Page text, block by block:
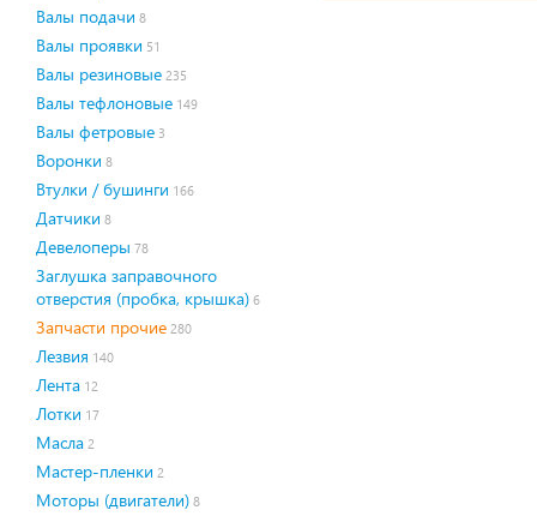
Валы подачи 8
Валы проявки 51
Валы резиновые 235
Валы тефлоновые 149
Валы фетровые 3
Воронки 8
Втулки / бушинги 166
Датчики 8
Девелоперы 78
Заглушка заправочного
отверстия (пробка, крышка) 6
Запчасти прочие 280
Лезвия 140
Лента 12
Лотки 17
Масла 2
Мастер-пленки 2
Моторы (двигатели) 8